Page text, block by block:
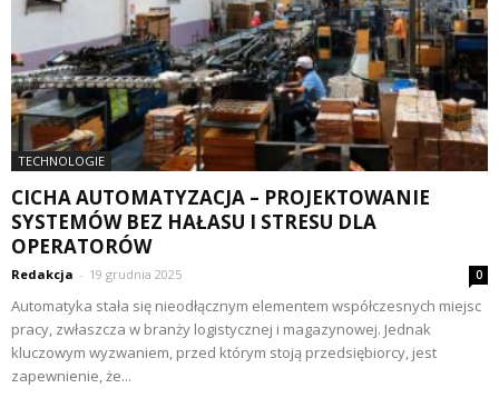
TECHNOLOGIE
CICHA AUTOMATYZACJA – PROJEKTOWANIE
SYSTEMÓW BEZ HAŁASU I STRESU DLA
OPERATORÓW
Redakcja - 19 grudnia 2025 0
Automatyka stała się nieodłącznym elementem współczesnych miejsc
pracy, zwłaszcza w branży logistycznej i magazynowej. Jednak
kluczowym wyzwaniem, przed którym stoją przedsiębiorcy, jest
zapewnienie, że...